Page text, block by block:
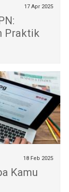
17 Apr 2025
Praktik
18 Feb 2025
Kamu